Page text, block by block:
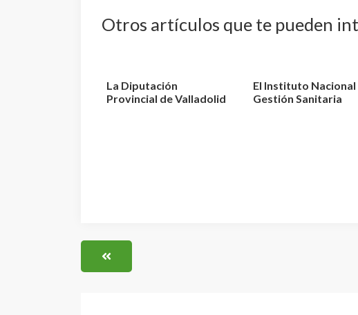
Otros artículos que te pueden
La Diputación
Provincial de Valladolid
El Instituto Nacional
Gestión Sanitaria